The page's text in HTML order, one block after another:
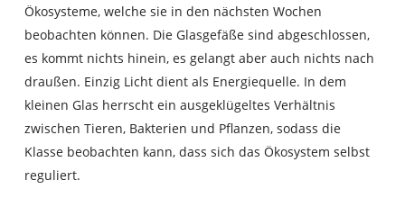
Ökosysteme, welche sie in den nächsten Wochen
beobachten können. Die Glasgefäße sind abgeschlossen,
es kommt nichts hinein, es gelangt aber auch nichts nach
draußen. Einzig Licht dient als Energiequelle. In dem
kleinen Glas herrscht ein ausgeklügeltes Verhältnis
zwischen Tieren, Bakterien und Pflanzen, sodass die
Klasse beobachten kann, dass sich das Ökosystem selbst
reguliert.